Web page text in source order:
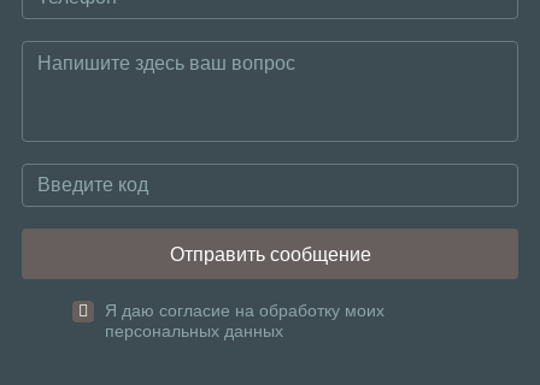
Отправить сообщение
Я даю согласие на обработку моих
персональных данных